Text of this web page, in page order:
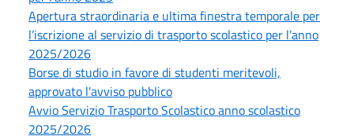
Apertura straordinaria e ultima finestra temporale per
l’iscrizione al servizio di trasporto scolastico per l’anno
2025/2026
Borse di studio in favore di studenti meritevoli,
approvato l'avviso pubblico
Avvio Servizio Trasporto Scolastico anno scolastico
2025/2026